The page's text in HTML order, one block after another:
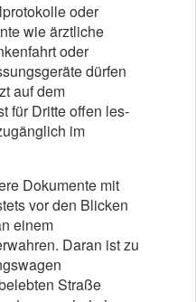
oder
wie ärztliche
oder
dürfen
auf dem
für Dritte offen les-
im
Dokumente mit
vor den Blicken
einem
Daran ist zu
Straße